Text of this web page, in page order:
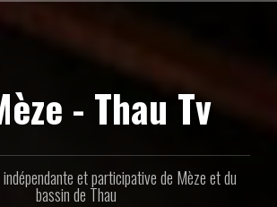
- Thau Tv
et participative de Mèze et du
bassin de Thau